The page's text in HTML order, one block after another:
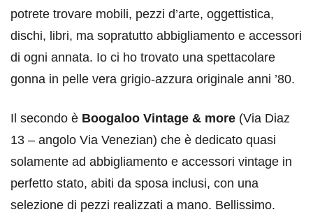
potrete trovare mobili, pezzi d’arte, oggettistica,
dischi, libri, ma sopratutto abbigliamento e accessori
di ogni annata. Io ci ho trovato una spettacolare
gonna in pelle vera grigio-azzura originale anni ’80.
Il secondo è Boogaloo Vintage & more (Via Diaz
13 – angolo Via Venezian) che è dedicato quasi
solamente ad abbigliamento e accessori vintage in
perfetto stato, abiti da sposa inclusi, con una
selezione di pezzi realizzati a mano. Bellissimo.